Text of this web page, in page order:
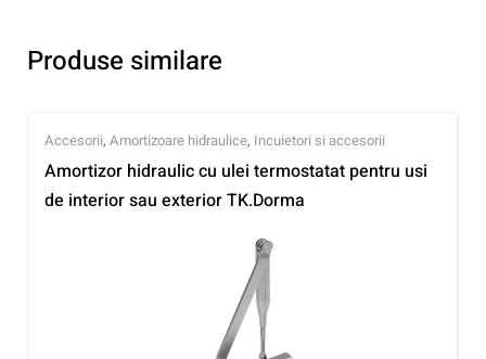
Produse similare
Accesorii, Amortizoare hidraulice, Incuietori si accesorii
Amortizor hidraulic cu ulei termostatat pentru usi
de interior sau exterior TK.Dorma